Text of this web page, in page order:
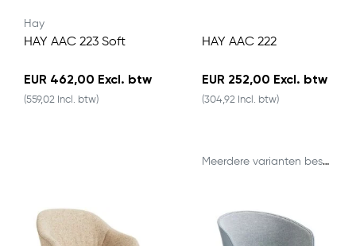
Hay
HAY AAC 223 Soft
EUR 462,00 Excl. btw
(559,02 Incl. btw)
HAY AAC 222
EUR 252,00 Excl. btw
(304,92 Incl. btw)
Meerdere varianten beschikbaar